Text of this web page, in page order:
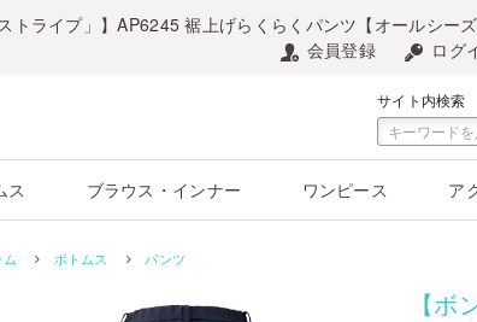
トライプ」】AP6245 裾上げらくらくパンツ【オールシー
会員登録
ログ
サイト内検索
ス ブラウス・インナー ワンピース ア
ボトムス パンツ
【